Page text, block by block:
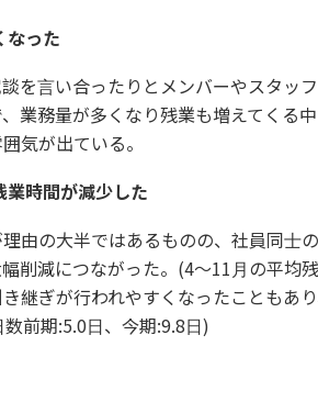
なった
を⾔い合ったりとメンバーやスタッ
業務量が多くなり残業も増えてくる
気が出ている。
時間が減少した
由の⼤半ではあるものの、社員同⼠
削減につながった。(4〜11⽉の平均
継ぎが⾏われやすくなったこともあり
前期:5.0⽇、今期:9.8⽇)